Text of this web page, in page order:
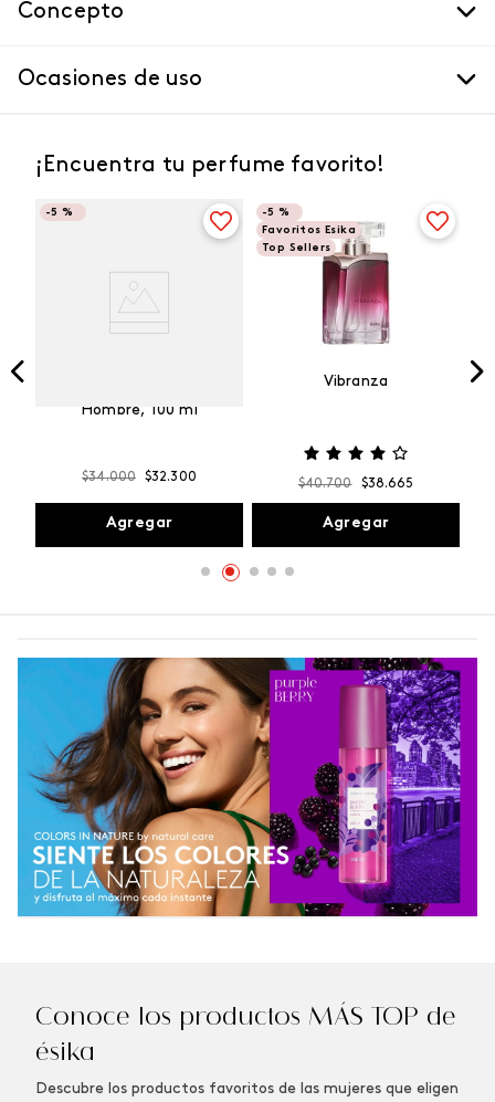
Concepto
Ocasiones de uso
¡Encuentra tu perfume favorito!
-5 %
Hombre, 100 ml
$34.000 $32.300
Agregar
-5 %
Favoritos Esika
Top Sellers
Vibranza
$40.700 $38.665
Agregar
Conoce los productos MÁS TOP de
ésika
Descubre los productos favoritos de las mujeres que eligen